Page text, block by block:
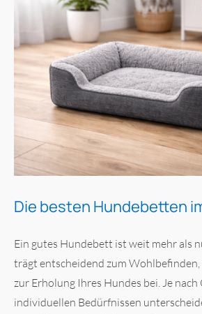
Die besten Hundebetten
Ein gutes Hundebett ist weit mehr als
trägt entscheidend zum
zur Erholung Ihres Hundes bei. Je
individuellen Bedürfnissen